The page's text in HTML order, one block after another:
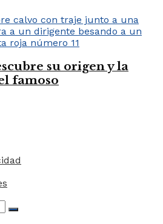
su origen y la
famoso